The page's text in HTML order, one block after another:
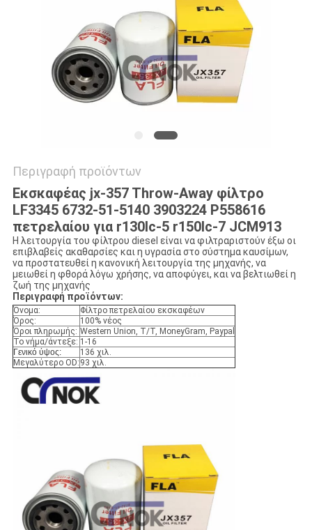
SITEMAP
Περιγραφή προϊόντων
Εκσκαφέας jx-357 Throw-Away φίλτρο
LF3345 6732-51-5140 3903224 P558616
πετρελαίου για r130lc-5 r150lc-7 JCM913
Η λειτουργία του φίλτρου diesel είναι να φιλτραριστούν έξω οι
επιβλαβείς ακαθαρσίες και η υγρασία στο σύστημα καυσίμων,
να προστατευθεί η κανονική λειτουργία της μηχανής, να
μειωθεί η φθορά λόγω χρήσης, να αποφύγει, και να βελτιωθεί η
ζωή της μηχανής
Περιγραφή προϊόντων:
Όνομα:
Φίλτρο πετρελαίου εκσκαφέων
Όρος:
100% νέος
Όροι πληρωμής: Western Union, T/T, MoneyGram, Paypal
Το νήμα/άντεξε: 1-16
Γενικό ύψος:
136 χιλ.
Μεγαλύτερο OD: 93 χιλ.